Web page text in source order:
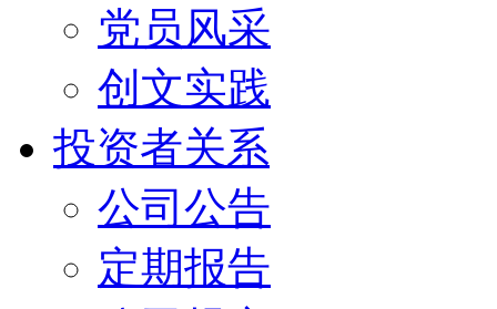
党员风采
创文实践
投资者关系
公司公告
定期报告